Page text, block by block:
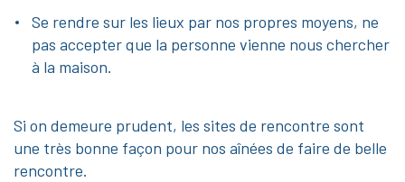
Se rendre sur les lieux par nos propres moyens, ne
pas accepter que la personne vienne nous chercher
à la maison.
Si on demeure prudent, les sites de rencontre sont
une très bonne façon pour nos aînées de faire de belle
rencontre.